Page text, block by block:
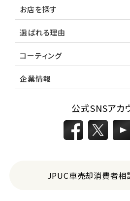
お店を探す
選ばれる理由
コーティング
企業情報
公式SNSアカ
JPUC車売却消費者相